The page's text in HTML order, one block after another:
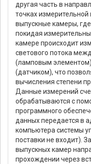
другая часть в
точках измерительной
выпускные камеры,
покидая
камере происходит
светового потока
(ламповым
(датчиком), что
вычисления степени
Данные измерений
обрабатываются с
программного
данных передается в
компьютера системы
поставки не входит).
выпускных камер
прохождении через